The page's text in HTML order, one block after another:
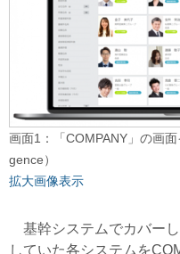
画面1：「COMPANY」の画
gence）
拡大画像表示
基幹システムでカバー
していた各システムを